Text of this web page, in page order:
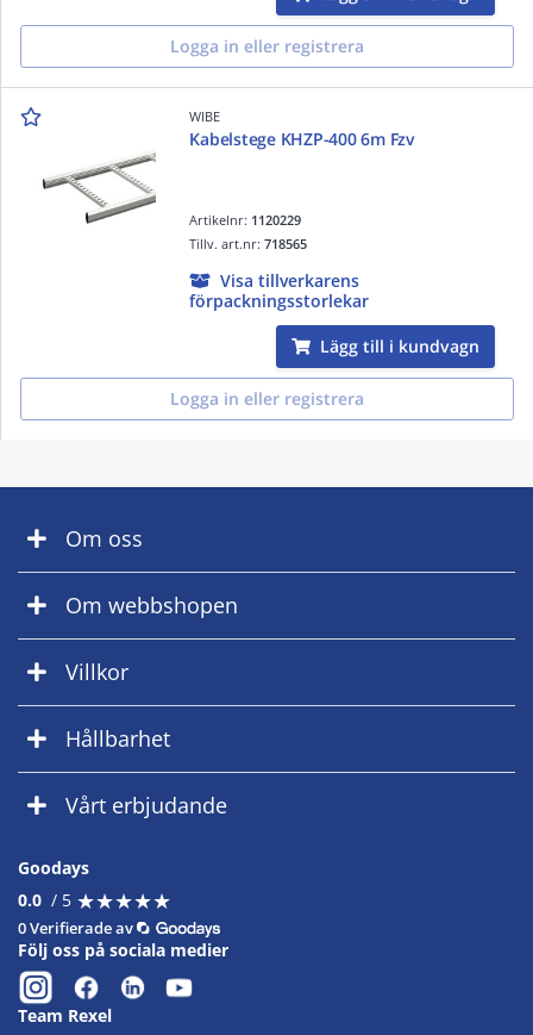
Logga in eller registrera
WIBE
Kabelstege KHZP-400 6m Fzv
Artikelnr: 1120229
Tillv. art.nr:718565
Visa tillverkarens
förpackningsstorlekar
Lägg till i kundvagn
Logga in eller registrera
Om oss
Om webbshopen
Villkor
Hållbarhet
Vårt erbjudande
Goodays
0.0 / 5 ★★★★★
★★★★★
0 Verifierade av
Följ oss på sociala medier
Team Rexel